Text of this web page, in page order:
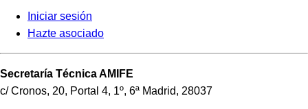
Iniciar sesión
Hazte asociado
Secretaría Técnica AMIFE
c/ Cronos, 20, Portal 4, 1º, 6ª Madrid, 28037